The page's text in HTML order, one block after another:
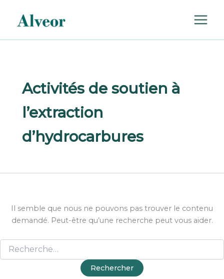
contenu
Activités de soutien à
l’extraction
d’hydrocarbures
Il semble que nous ne pouvons pas trouver le contenu
demandé. Peut-être qu’une recherche peut vous aider.